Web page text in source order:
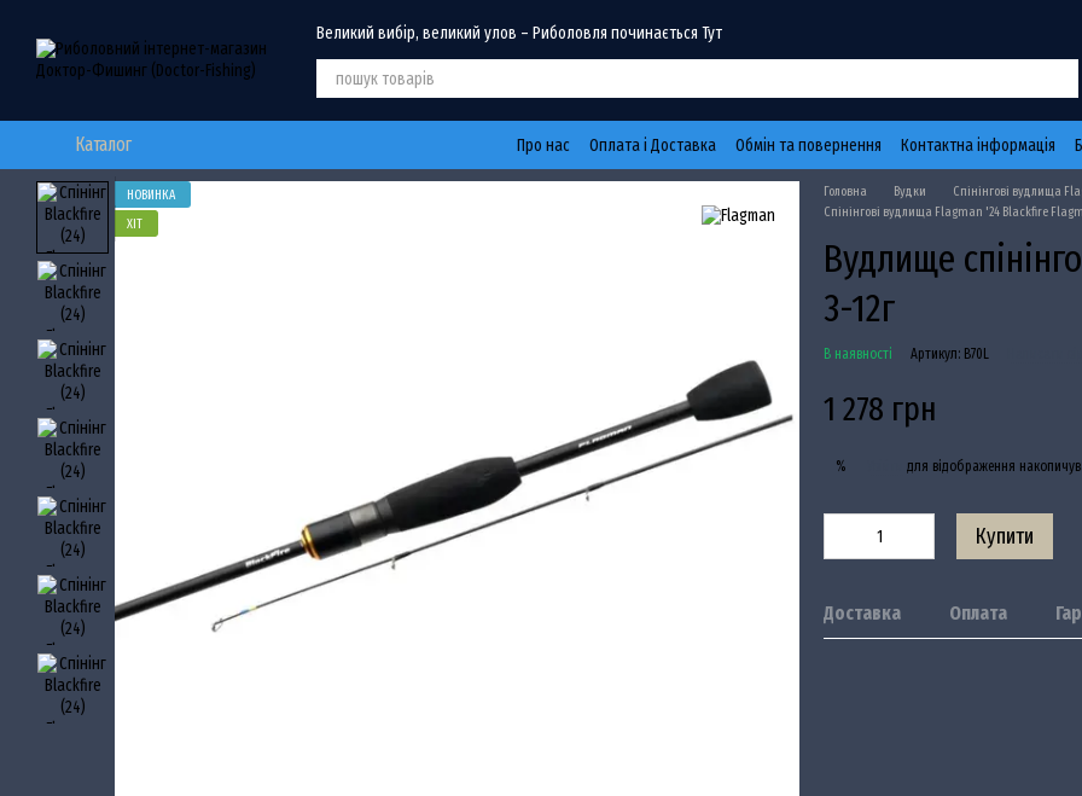
Великий вибір, великий улов – Риболовля починається Тут
Каталог Про нас Оплата і Доставка Обмін та повернення Контактна інформація
НОВИНКА
ХІТ
Головна Вудки Спінінгові вудлища
Спінінгові вудлища Flagman '24 Blackfire
Вудлище
3-12г
В наявності Артикул: B70L
1 278 грн
% для відображення
Купити
Доставка Оплата